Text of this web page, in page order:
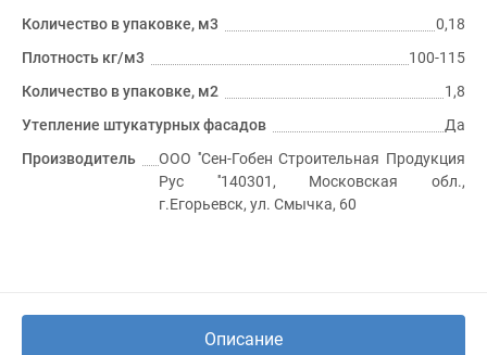
Количество в упаковке, м3
0,18
Плотность кг/м3
100-115
Количество в упаковке, м2
1,8
Утепление штукатурных фасадов
Да
Производитель
ООО ''Сен-Гобен Строительная Продукция
Рус ''140301, Московская обл.,
г.Егорьевск, ул. Смычка, 60
Описание